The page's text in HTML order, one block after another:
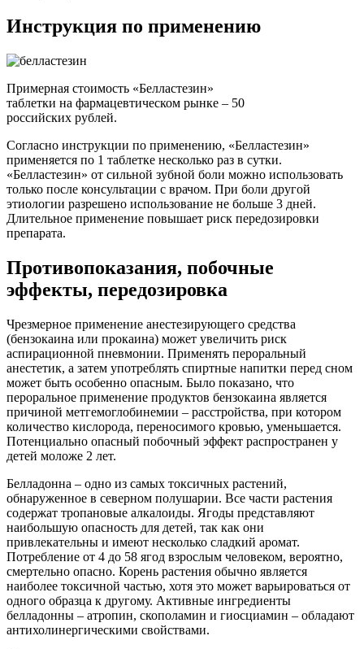
Инструкция по применению
Примерная стоимость «Белластезин»
таблетки на фармацевтическом рынке – 50
российских рублей.
Согласно инструкции по применению, «Белластезин»
применяется по 1 таблетке несколько раз в сутки.
«Белластезин» от сильной зубной боли можно использовать
только после консультации с врачом. При боли другой
этиологии разрешено использование не больше 3 дней.
Длительное применение повышает риск передозировки
препарата.
Противопоказания, побочные
эффекты, передозировка
Чрезмерное применение анестезирующего средства
(бензокаина или прокаина) может увеличить риск
аспирационной пневмонии. Применять пероральный
анестетик, а затем употреблять спиртные напитки перед сном
может быть особенно опасным. Было показано, что
пероральное применение продуктов бензокаина является
причиной метгемоглобинемии – расстройства, при котором
количество кислорода, переносимого кровью, уменьшается.
Потенциально опасный побочный эффект распространен у
детей моложе 2 лет.
Белладонна – одно из самых токсичных растений,
обнаруженное в северном полушарии. Все части растения
содержат тропановые алкалоиды. Ягоды представляют
наибольшую опасность для детей, так как они
привлекательны и имеют несколько сладкий аромат.
Потребление от 4 до 58 ягод взрослым человеком, вероятно,
смертельно опасно. Корень растения обычно является
наиболее токсичной частью, хотя это может варьироваться от
одного образца к другому. Активные ингредиенты
белладонны – атропин, скополамин и гиосциамин – обладают
антихолинергическими свойствами.